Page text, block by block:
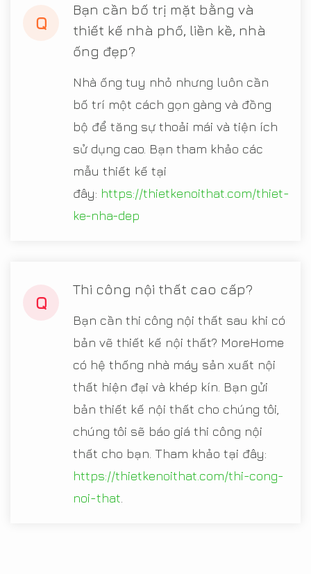
Q
Bạn cần bố trị mặt bằng và
thiết kế nhà phố, liền kề, nhà
ống đẹp?
Nhà ống tuy nhỏ nhưng luôn cần
bố trí một cách gọn gàng và đồng
bộ để tăng sự thoải mái và tiện ích
sử dụng cao. Bạn tham khảo các
mẫu thiết kế tại
đây: https://thietkenoithat.com/thiet-
ke-nha-dep
Q
Thi công nội thất cao cấp?
Bạn cần thi công nội thất sau khi có
bản vẽ thiết kế nội thất? MoreHome
có hệ thống nhà máy sản xuất nội
thất hiện đại và khép kín. Bạn gửi
bản thiết kế nội thất cho chúng tôi,
chúng tôi sẽ báo giá thi công nội
thất cho bạn. Tham khảo tại đây:
https://thietkenoithat.com/thi-cong-
noi-that